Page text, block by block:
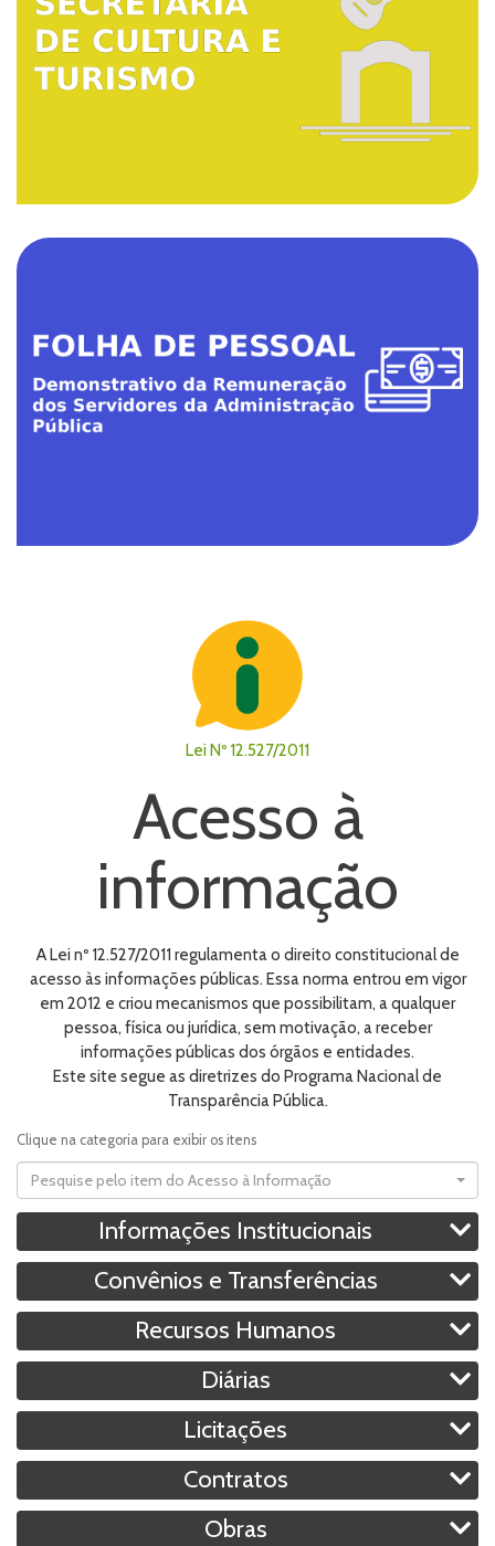
Lei Nº 12.527/2011
Acesso à
informação
A Lei nº 12.527/2011 regulamenta o direito constitucional de
acesso às informações públicas. Essa norma entrou em vigor
em 2012 e criou mecanismos que possibilitam, a qualquer
pessoa, física ou jurídica, sem motivação, a receber
informações públicas dos órgãos e entidades.
Este site segue as diretrizes do Programa Nacional de
Transparência Pública.
Clique na categoria para exibir os itens
Pesquise pelo item do Acesso à Informação
Informações Institucionais
Convênios e Transferências
Recursos Humanos
Diárias
Licitações
Contratos
Obras